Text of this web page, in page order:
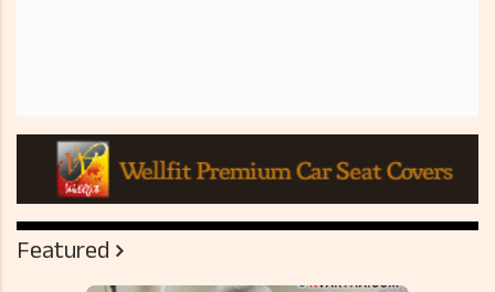
Featured